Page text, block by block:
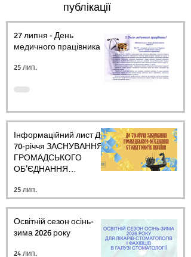
публікації
27 липня - День
медичного працівника.
25 лип.
Інформаційний лист ДО
70-річчя ЗАСНУВАННЯ
ГРОМАДСЬКОГО
ОБ’ЄДНАННЯ
УКРАЇНИ
25 лип.
Освітній сезон осінь-
зима 2026 року
24 лип.